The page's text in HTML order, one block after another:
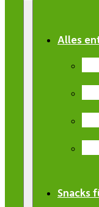
Alles
Snacks